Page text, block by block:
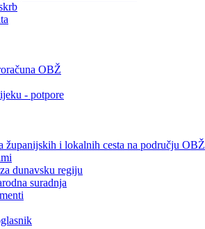
OBŽ
- potpore
županijskih i lokalnih cesta na području OBŽ
dunavsku regiju
suradnja